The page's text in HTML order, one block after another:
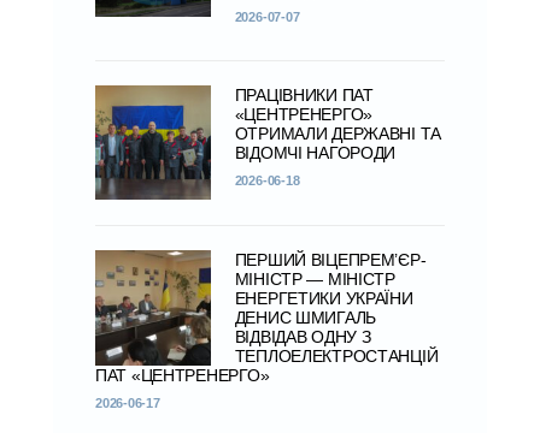
2026-07-07
ПРАЦІВНИКИ ПАТ
«ЦЕНТРЕНЕРГО»
ОТРИМАЛИ ДЕРЖАВНІ ТА
ВІДОМЧІ НАГОРОДИ
2026-06-18
ПЕРШИЙ ВІЦЕПРЕМ’ЄР-
МІНІСТР — МІНІСТР
ЕНЕРГЕТИКИ УКРАЇНИ
ДЕНИС ШМИГАЛЬ
ВІДВІДАВ ОДНУ З
ТЕПЛОЕЛЕКТРОСТАНЦІЙ
ПАТ «ЦЕНТРЕНЕРГО»
2026-06-17